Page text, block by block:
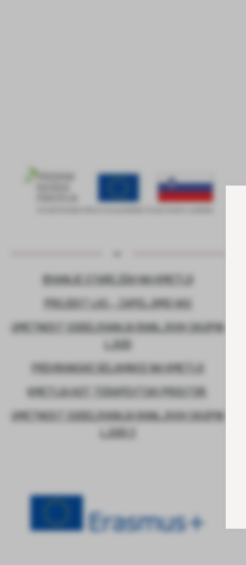
BIVANJE STAREJŠIH NA KMETIJI
PROJEKT LAS – ZAPELJIMO VAS
UMETNOST SODELOVANJA RANLJIVIH SKUPIN
LJUDI
PREHRANSKE DELAVNICE NA KMETIJI
KMETIJA KOT TERAPEVTSKI PROSTOR
UMETNOST SODELOVANJA RANLJIVIH SKUPIN
LJUDI 2